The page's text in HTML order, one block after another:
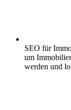
SEO für
um
werden und